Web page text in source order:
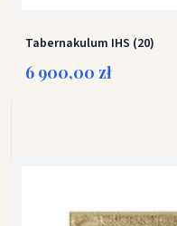
Tabernakulum IHS (20)
6 900,00 zł